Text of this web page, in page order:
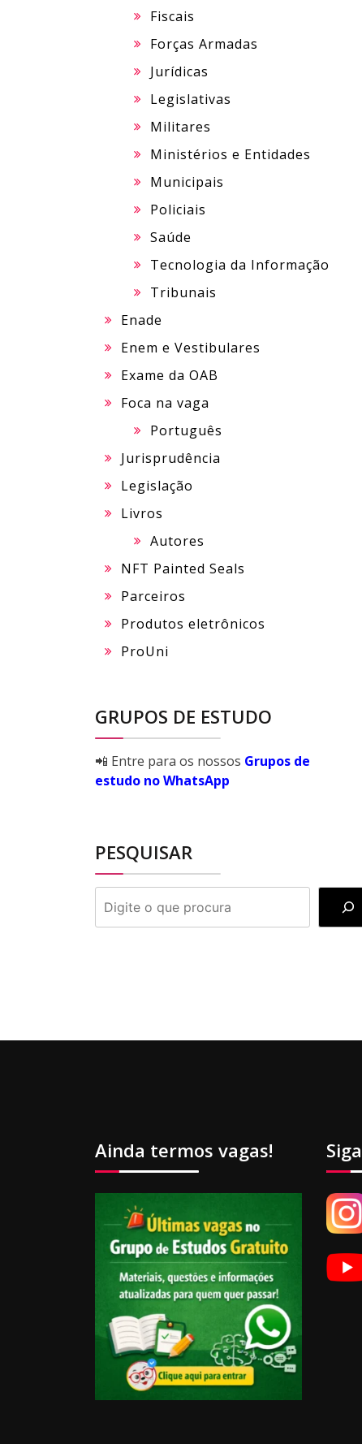
Fiscais
Forças Armadas
Jurídicas
Legislativas
Militares
Ministérios e Entidades
Municipais
Policiais
Saúde
Tecnologia da Informação
Tribunais
Enade
Enem e Vestibulares
Exame da OAB
Foca na vaga
Português
Jurisprudência
Legislação
Livros
Autores
NFT Painted Seals
Parceiros
Produtos eletrônicos
ProUni
GRUPOS DE ESTUDO
📲 Entre para os nossos Grupos de
estudo no WhatsApp
PESQUISAR
PESQUISAR
Ainda termos vagas!